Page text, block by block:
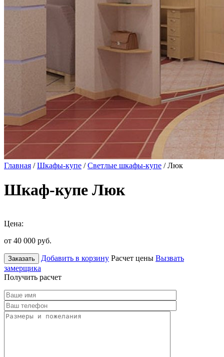
Главная /Шкафы-купе /Светлые шкафы-купе / Люк
Шкаф-купе Люк
Цена:
от 40 000 руб.
Заказать Добавить в корзину Расчет цены Вызвать
замерщика
Получить расчет